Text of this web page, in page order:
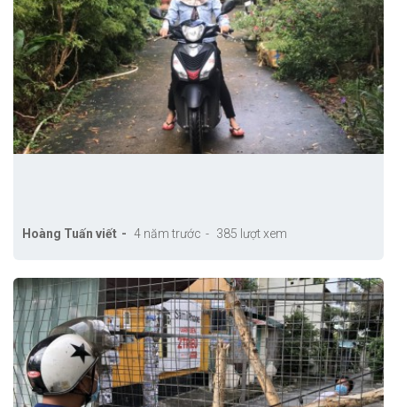
Hoàng Tuấn viết 4 năm trước 385 lượt xem